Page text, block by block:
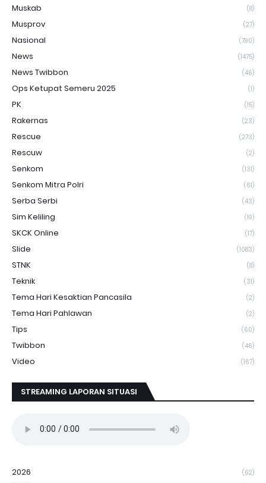
Muskab (8)
Musprov (27)
Nasional (790)
News (1475)
News Twibbon (46)
Ops Ketupat Semeru 2025 (1)
PK (15)
Rakernas (23)
Rescue (273)
Rescuw (2)
Senkom (131)
Senkom Mitra Polri (61)
Serba Serbi (43)
Sim Keliling (19)
SKCK Online (17)
Slide (1083)
STNK (8)
Teknik (31)
Tema Hari Kesaktian Pancasila (2)
Tema Hari Pahlawan (2)
Tips (60)
Twibbon (46)
Video (167)
STREAMING LAPORAN SITUASI
2026 (62)